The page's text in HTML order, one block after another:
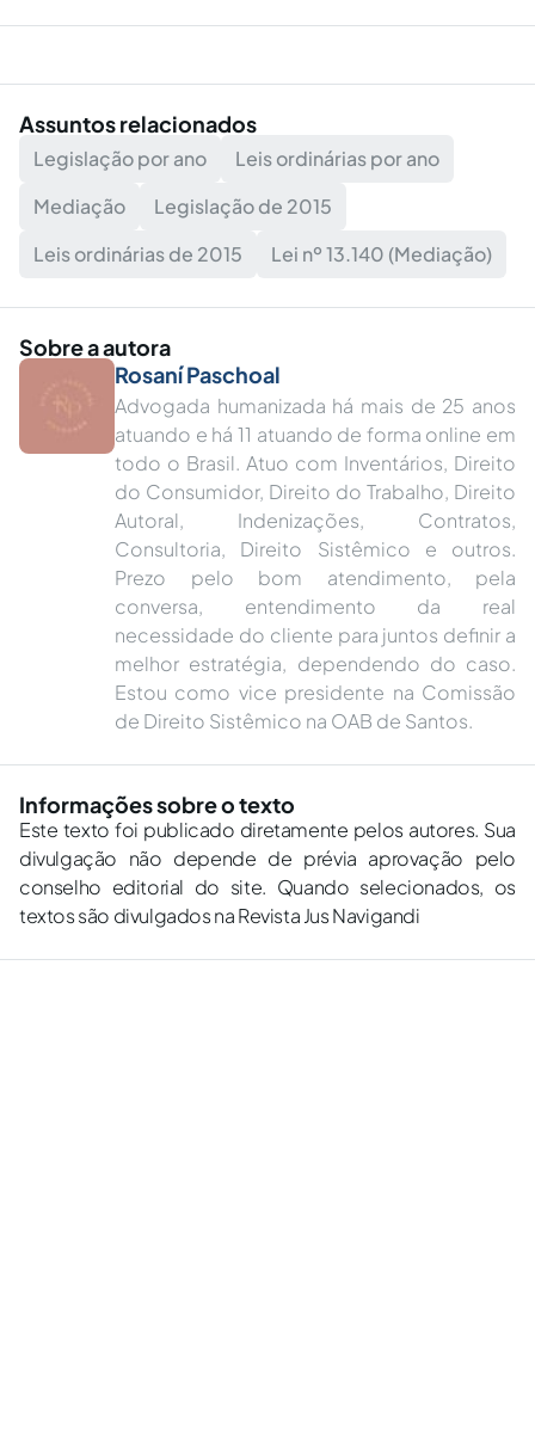
Assuntos relacionados
Legislação por ano
Leis ordinárias por ano
Mediação
Legislação de 2015
Leis ordinárias de 2015
Lei nº 13.140 (Mediação)
Sobre a autora
Rosaní Paschoal
Advogada humanizada há mais de 25 anos
atuando e há 11 atuando de forma online em
todo o Brasil. Atuo com Inventários, Direito
do Consumidor, Direito do Trabalho, Direito
Autoral, Indenizações, Contratos,
Consultoria, Direito Sistêmico e outros.
Prezo pelo bom atendimento, pela
conversa, entendimento da real
necessidade do cliente para juntos definir a
melhor estratégia, dependendo do caso.
Estou como vice presidente na Comissão
de Direito Sistêmico na OAB de Santos.
Informações sobre o texto
Este texto foi publicado diretamente pelos autores. Sua
divulgação não depende de prévia aprovação pelo
conselho editorial do site. Quando selecionados, os
textos são divulgados na Revista Jus Navigandi